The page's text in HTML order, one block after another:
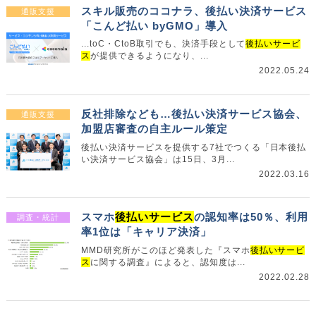
通販支援
スキル販売のココナラ、後払い決済サービス
「こんど払い byGMO」導入
...toC・CtoB取引でも、決済手段として後払いサービ
スが提供できるようになり、...
2022.05.24
通販支援
反社排除なども…後払い決済サービス協会、
加盟店審査の自主ルール策定
後払い決済サービスを提供する7社でつくる「日本後払
い決済サービス協会」は15日、3月...
2022.03.16
調査・統計 スマホ後払いサービスの認知率は50％、利用
率1位は「キャリア決済」
MMD研究所がこのほど発表した『スマホ後払いサービ
ス に関する調査』によると、認知度は...
2022.02.28